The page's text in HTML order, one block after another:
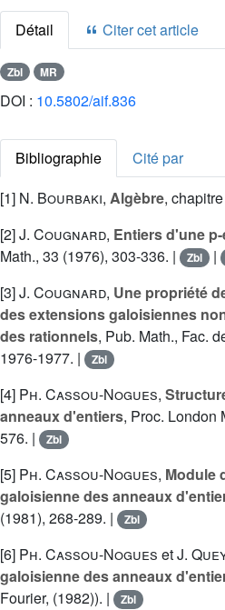
Détail Citer cet article
Zbl MR
DOI : 10.5802/aif.836
Bibliographie
Cité par
[1] N. Bourbaki, Algèbre,
[2]J. Cougnard, Entiers d'une
Math., 33 (1976), 303-336. |
Zbl |
[3]J. Cougnard, Une propriété
des extensions galoisiennes
des rationnels, Pub. Math., Fac.
1976-1977. |
Zbl
[4] Ph. Cassou-Nogues,
anneaux d'entiers, Proc. London
576. |
Zbl
[5] Ph. Cassou-Nogues, Module
galoisienne des anneaux
(1981), 268-289. |
Zbl
[6] Ph. Cassou-Nogues etJ.
galoisienne des anneaux
Fourier, (1982)). |
Zbl